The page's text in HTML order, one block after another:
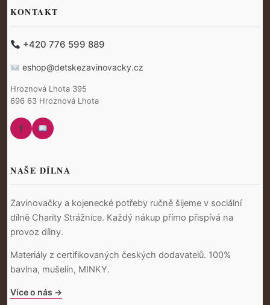
KONTAKT
+420 776 599 889
eshop@detskezavinovacky.cz
Hroznová Lhota 395
696 63 Hroznová Lhota
f
NAŠE DÍLNA
Zavinovačky a kojenecké potřeby ručně šijeme v sociální
dílně Charity Strážnice. Každý nákup přímo přispívá na
provoz dílny.
Materiály z certifikovaných českých dodavatelů. 100%
bavlna, mušelín, MINKY.
Více o nás →